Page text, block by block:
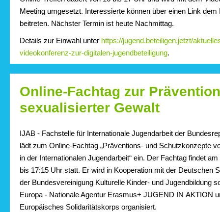
Meeting umgesetzt. Interessierte können über einen Link
beitreten. Nächster Termin ist heute Nachmittag.
Details zur Einwahl unter https://jugend.beteiligen.jetzt/
videokonferenz-zur-digitalen-jugendbeteiligung.
Online-Fachtag zur Prävention
sexualisierter Gewalt
IJAB - Fachstelle für Internationale Jugendarbeit der
lädt zum Online-Fachtag „Präventions- und Schutzkonzepte
in der Internationalen Jugendarbeit“ ein. Der Fachtag findet
bis 17:15 Uhr statt. Er wird in Kooperation mit der Deutschen
der Bundesvereinigung Kulturelle Kinder- und Jugendbildung
Europa - Nationale Agentur Erasmus+ JUGEND IN AKTION
Europäisches Solidaritätskorps organisiert.